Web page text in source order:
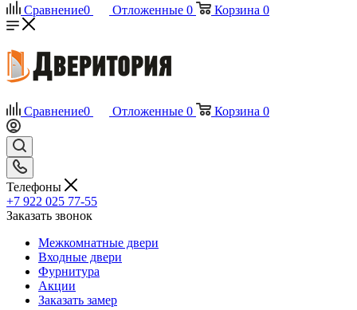
Сравнение0 Отложенные 0 Корзина 0
Сравнение0 Отложенные 0 Корзина 0
Телефоны
+7 922 025 77-55
Заказать звонок
Межкомнатные двери
Входные двери
Фурнитура
Акции
Заказать замер